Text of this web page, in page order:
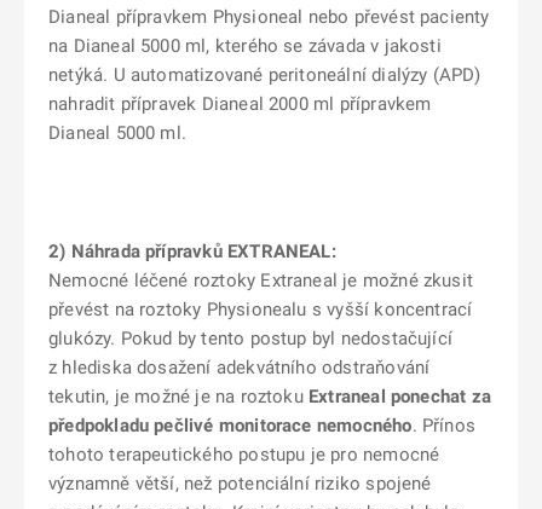
Dianeal přípravkem Physioneal nebo převést pacienty
na Dianeal 5000 ml, kterého se závada v jakosti
netýká. U automatizované peritoneální dialýzy (APD)
nahradit přípravek Dianeal 2000 ml přípravkem
Dianeal 5000 ml.
2) Náhrada přípravků EXTRANEAL:
Nemocné léčené roztoky Extraneal je možné zkusit
převést na roztoky Physionealu s vyšší koncentrací
glukózy. Pokud by tento postup byl nedostačující
z hlediska dosažení adekvátního odstraňování
tekutin, je možné je na roztoku Extraneal ponechat za
předpokladu pečlivé monitorace nemocného. Přínos
tohoto terapeutického postupu je pro nemocné
významně větší, než potenciální riziko spojené